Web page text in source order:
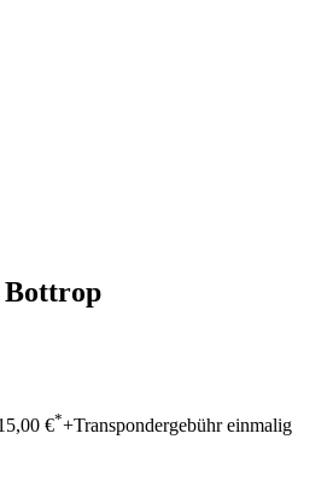
Bottrop
€*+Transpondergebühr einmalig